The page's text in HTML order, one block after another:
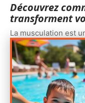
Découvrez
transforment
La musculation est